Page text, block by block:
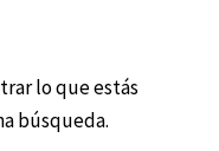
lo que estás
búsqueda.